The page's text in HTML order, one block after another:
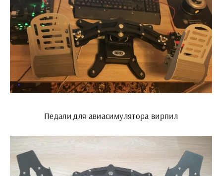
Педали для авиасимулятора вирпил